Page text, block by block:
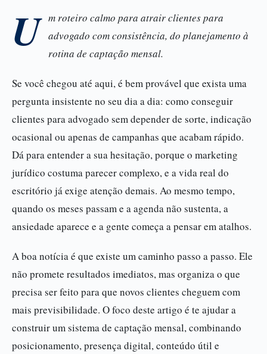
U m roteiro calmo para atrair clientes para
advogado com consistência, do planejamento à
rotina de captação mensal.
Se você chegou até aqui, é bem provável que exista uma
pergunta insistente no seu dia a dia: como conseguir
clientes para advogado sem depender de sorte, indicação
ocasional ou apenas de campanhas que acabam rápido.
Dá para entender a sua hesitação, porque o marketing
jurídico costuma parecer complexo, e a vida real do
escritório já exige atenção demais. Ao mesmo tempo,
quando os meses passam e a agenda não sustenta, a
ansiedade aparece e a gente começa a pensar em atalhos.
A boa notícia é que existe um caminho passo a passo. Ele
não promete resultados imediatos, mas organiza o que
precisa ser feito para que novos clientes cheguem com
mais previsibilidade. O foco deste artigo é te ajudar a
construir um sistema de captação mensal, combinando
posicionamento, presença digital, conteúdo útil e